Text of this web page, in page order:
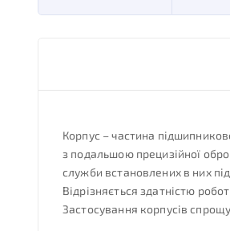
Корпус – частина
з подальшою прецизійної
служби встановлених в них
Відрізняється здатністю
Застосування корпусів